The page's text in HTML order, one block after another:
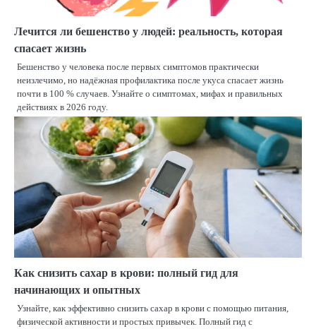
Лечится ли бешенство у людей: реальность, которая
спасает жизнь
Бешенство у человека после первых симптомов практически
неизлечимо, но надёжная профилактика после укуса спасает жизнь
почти в 100 % случаев. Узнайте о симптомах, мифах и правильных
действиях в 2026 году.
Как снизить сахар в крови: полный гид для
начинающих и опытных
Узнайте, как эффективно снизить сахар в крови с помощью питания,
физической активности и простых привычек. Полный гид с